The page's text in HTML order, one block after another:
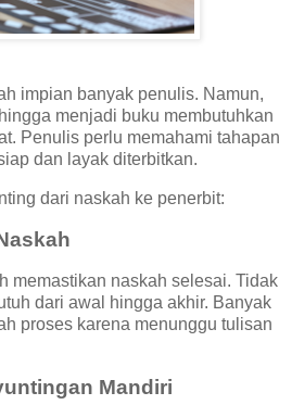
impian banyak penulis. Namun,
menjadi buku membutuhkan
Penulis perlu memahami tahapan
dan layak diterbitkan.
dari naskah ke penerbit:
memastikan naskah selesai. Tidak
dari awal hingga akhir. Banyak
proses karena menunggu tulisan
Mandiri